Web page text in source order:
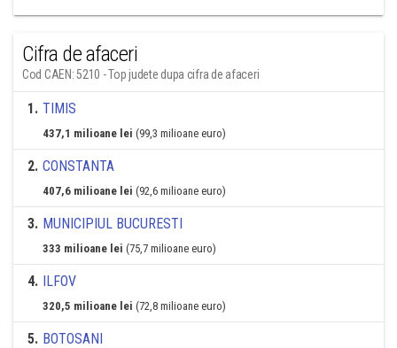
Cifra de afaceri
Cod CAEN: 5210 - Top judete dupa cifra de afaceri
1. TIMIS
437,1 milioane lei (99,3 milioane euro)
2. CONSTANTA
407,6 milioane lei (92,6 milioane euro)
3. MUNICIPIUL BUCURESTI
333 milioane lei (75,7 milioane euro)
4. ILFOV
320,5 milioane lei (72,8 milioane euro)
5. BOTOSANI